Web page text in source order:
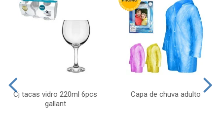
Cj tacas vidro 220ml 6pcs
gallant
Capa de chuva adulto